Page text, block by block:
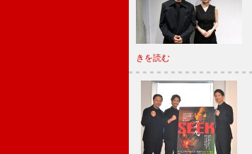
きを読む